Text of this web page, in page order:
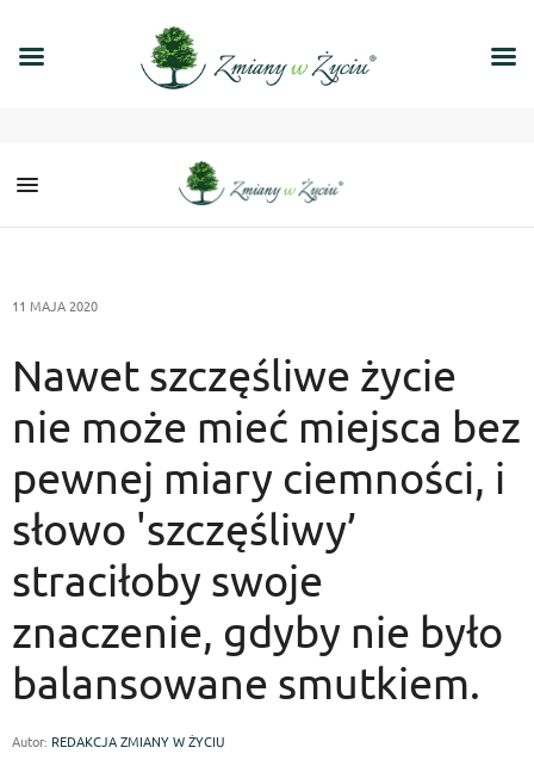
11 MAJA 2020
Nawet szczęśliwe życie
nie może mieć miejsca bez
pewnej miary ciemności, i
słowo 'szczęśliwy’
straciłoby swoje
znaczenie, gdyby nie było
balansowane smutkiem.
Autor: REDAKCJA ZMIANY W ŻYCIU